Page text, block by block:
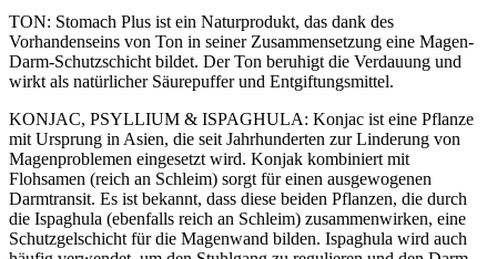
TON: Stomach Plus ist ein Naturprodukt, das dank des
Vorhandenseins von Ton in seiner Zusammensetzung eine Magen-
Darm-Schutzschicht bildet. Der Ton beruhigt die Verdauung und
wirkt als natürlicher Säurepuffer und Entgiftungsmittel.
KONJAC, PSYLLIUM & ISPAGHULA: Konjac ist eine Pflanze
mit Ursprung in Asien, die seit Jahrhunderten zur Linderung von
Magenproblemen eingesetzt wird. Konjak kombiniert mit
Flohsamen (reich an Schleim) sorgt für einen ausgewogenen
Darmtransit. Es ist bekannt, dass diese beiden Pflanzen, die durch
die Ispaghula (ebenfalls reich an Schleim) zusammenwirken, eine
Schutzgelschicht für die Magenwand bilden. Ispaghula wird auch